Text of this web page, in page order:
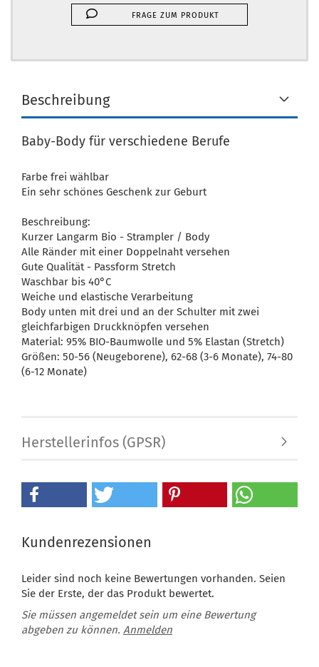
FRAGE ZUM PRODUKT
Beschreibung
Baby-Body für verschiedene Berufe
Farbe frei wählbar
Ein sehr schönes Geschenk zur Geburt
Beschreibung:
Kurzer Langarm Bio - Strampler / Body
Alle Ränder mit einer Doppelnaht versehen
Gute Qualität - Passform Stretch
Waschbar bis 40°C
Weiche und elastische Verarbeitung
Body unten mit drei und an der Schulter mit zwei
gleichfarbigen Druckknöpfen versehen
Material: 95% BIO-Baumwolle und 5% Elastan (Stretch)
Größen: 50-56 (Neugeborene), 62-68 (3-6 Monate), 74-80
(6-12 Monate)
Herstellerinfos (GPSR)
Kundenrezensionen
Leider sind noch keine Bewertungen vorhanden. Seien
Sie der Erste, der das Produkt bewertet.
Sie müssen angemeldet sein um eine Bewertung
abgeben zu können. Anmelden